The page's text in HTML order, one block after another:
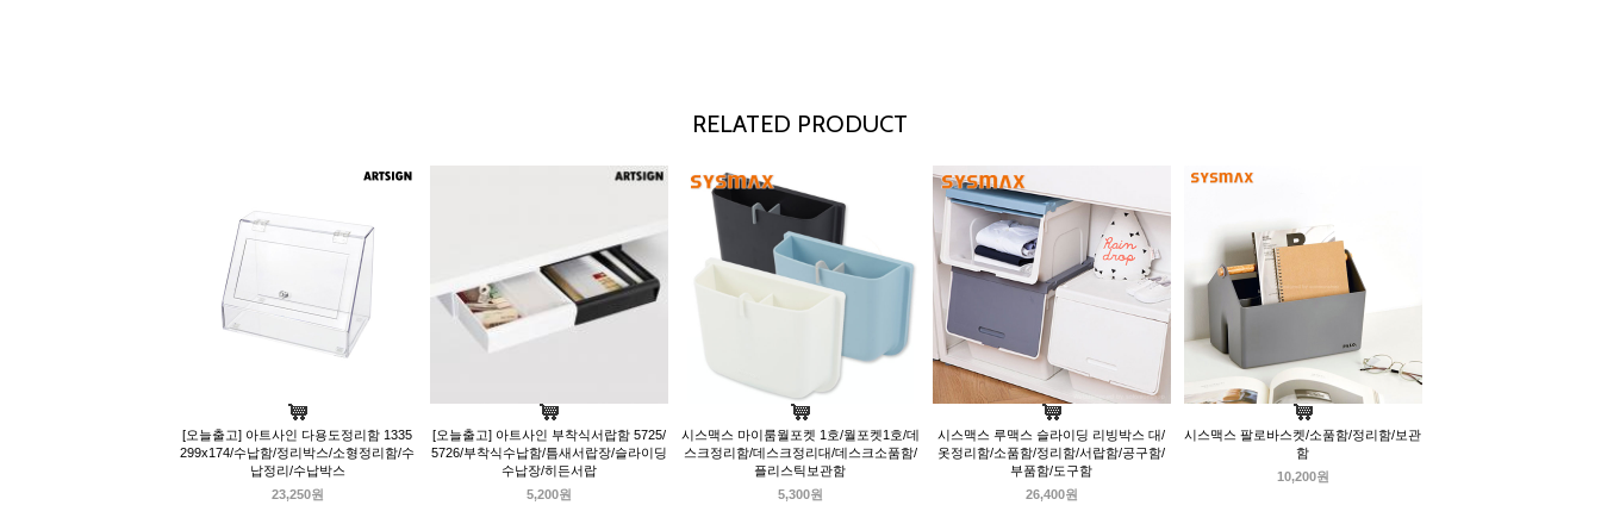
RELATED PRODUCT
[오늘출고] 아트사인 다용도정리함 1335
299x174/수납함/정리박스/소형정리함/수
납정리/수납박스
23,250원
[오늘출고] 아트사인 부착식서랍함 5725/
5726/부착식수납함/틈새서랍장/슬라이딩
수납장/히든서랍
5,200원
시스맥스 마이룸월포켓 1호/월포켓1호/데
스크정리함/데스크정리대/데스크소품함/
플리스틱보관함
5,300원
시스맥스 루맥스 슬라이딩 리빙박스 대/
옷정리함/소품함/정리함/서랍함/공구함/
부품함/도구함
26,400원
시스맥스 팔로바스켓/소품함/정리함/보관
함
10,200원